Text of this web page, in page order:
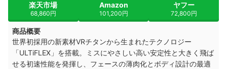
楽天市場
68,860円
Amazon
101,200円
ヤフー
72,800円
商品概要
世界初採用の新素材VRチタンから生まれたテクノロジー
「ULTiFLEX」を搭載。ミスにやさしい高い安定性と大きく飛ば
せる初速性能を発揮し、フェースの薄肉化とボディ設計の最適